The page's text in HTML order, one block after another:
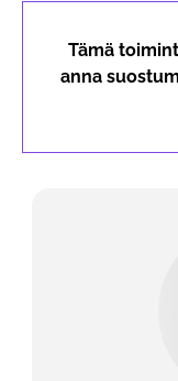
Tämä
anna